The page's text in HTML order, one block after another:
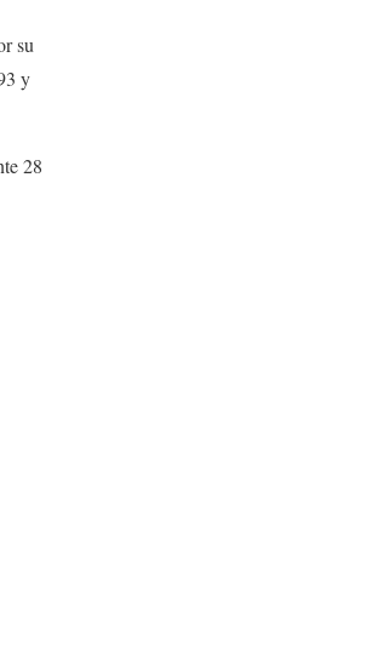
su
y
28